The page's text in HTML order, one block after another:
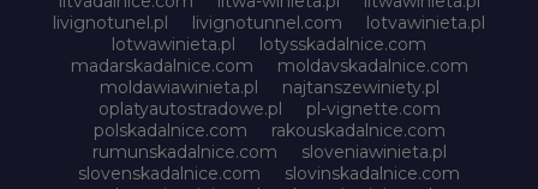
livignotunel.pl
livignotunnel.com
lotvawinieta.pl
lotwawinieta.pl
lotysskadalnice.com
madarskadalnice.com
moldavskadalnice.com
moldawiawinieta.pl
najtanszewiniety.pl
oplatyautostradowe.pl
pl-vignette.com
polskadalnice.com
rakouskadalnice.com
rumunskadalnice.com
sloveniawinieta.pl
slovenskadalnice.com
slovinskadalnice.com